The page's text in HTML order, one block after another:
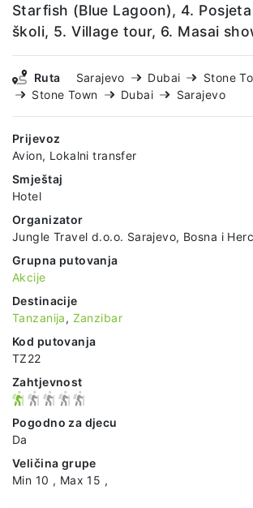
Starfish (Blue Lagoon), 4.
školi, 5. Village tour, 6. Masai
Ruta Sarajevo Dubai Stone
Stone Town
Dubai Sarajevo
Prijevoz
Avion, Lokalni transfer
Smještaj
Hotel
Organizator
Jungle Travel d.o.o. Sarajevo, Bosna i
Grupna putovanja
Akcije
Destinacije
Tanzanija, Zanzibar
Kod putovanja
TZ22
Zahtjevnost
Pogodno za djecu
Da
Veličina grupe
Min 10 , Max 15 ,